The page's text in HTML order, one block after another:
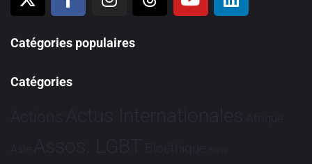
Catégories populaires
Catégories
Actions Actus Internationales Afrique
Asie Assos. LGBT Bioéthique Brève